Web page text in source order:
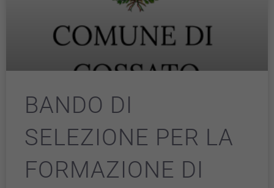
BANDO DI
SELEZIONE PER LA
FORMAZIONE DI